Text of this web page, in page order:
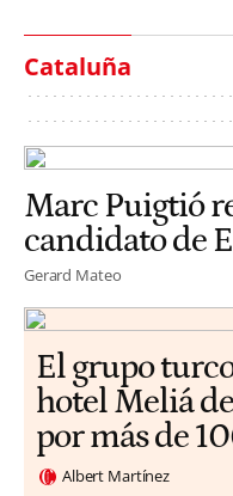
Cataluña
Marc Puigtió
candidato de
Gerard Mateo
El grupo
hotel Meliá
por más de
Albert Martínez